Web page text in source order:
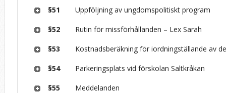
§51 Uppföljning av ungdomspolitiskt program
§52 Rutin för missförhållanden – Lex Sarah
§53 Kostnadsberäkning för iordningställande av
§54 Parkeringsplats vid förskolan Saltkråkan
§55 Meddelanden